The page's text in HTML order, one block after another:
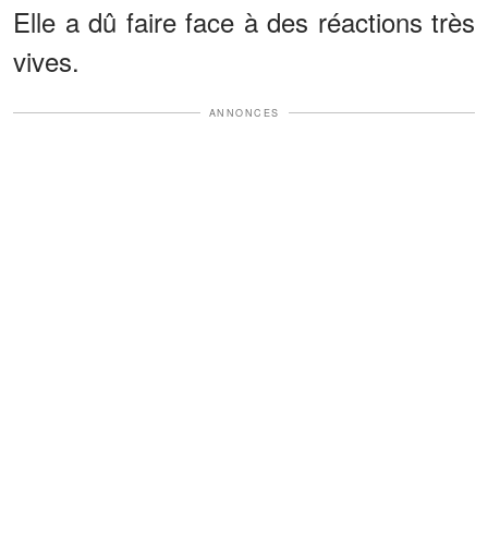
Elle a dû faire face à des réactions très
vives.
ANNONCES